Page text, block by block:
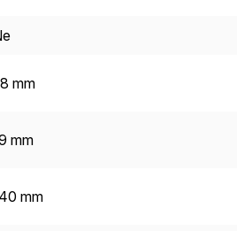
mm
mm
mm